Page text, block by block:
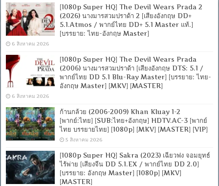
ชัด]
[MASTER]
[MKV]
[1080p Super HQ] The Devil Wears Prada 2
(2026) นางมารสวมปราด้า 2 [เสียงอังกฤษ DD+
5.1.Atmos / พากย์ไทย DD+ 5.1 Master แท้.]
[บรรยาย: ไทย-อังกฤษ Master]
6 สิงหาคม 2026
[1080p Super HQ] The Devil Wears Prada
(2006) นางมารสวมปราด้า [เสียงอังกฤษ DTS: 5.1 /
พากย์ไทย DD 5.1 Blu-Ray Master] [บรรยาย: ไทย-
อังกฤษ Master] [MKV] [MASTER]
6 สิงหาคม 2026
ก้านกล้วย (2006-2009) Khan Kluay 1-2
[พากย์:ไทย] [SUB:ไทย+อังกฤษ] HDTV.AC-3 [พากย์
ไทย บรรยายไทย] [1080p] [MKV] [MASTER] [VIP]
5 สิงหาคม 2026
[1080p Super HQ] Sakra (2023) เฉียวฟง จอมยุทธ์
ไร้พ่าย [เสียงจีน DD 5.1.EX / พากย์ไทย DD 2.0]
[บรรยาย: อังกฤษ Master] [1080p] [MKV]
[MASTER]